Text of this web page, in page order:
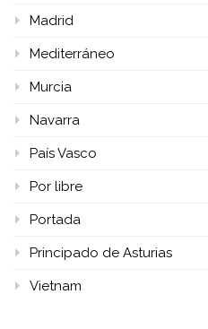
Madrid
Mediterráneo
Murcia
Navarra
País Vasco
Por libre
Portada
Principado de Asturias
Vietnam